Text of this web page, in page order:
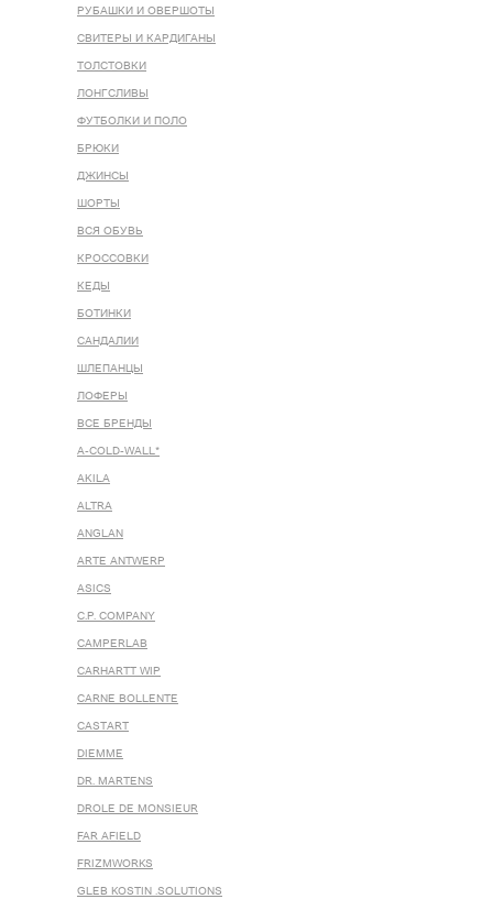
РУБАШКИ И ОВЕРШОТЫ
СВИТЕРЫ И КАРДИГАНЫ
ТОЛСТОВКИ
ЛОНГСЛИВЫ
ФУТБОЛКИ И ПОЛО
БРЮКИ
ДЖИНСЫ
ШОРТЫ
ВСЯ ОБУВЬ
КРОССОВКИ
КЕДЫ
БОТИНКИ
САНДАЛИИ
ШЛЕПАНЦЫ
ЛОФЕРЫ
ВСЕ БРЕНДЫ
A-COLD-WALL*
AKILA
ALTRA
ANGLAN
ARTE ANTWERP
ASICS
C.P. COMPANY
CAMPERLAB
CARHARTT WIP
CARNE BOLLENTE
CASTART
DIEMME
DR. MARTENS
DROLE DE MONSIEUR
FAR AFIELD
FRIZMWORKS
GLEB KOSTIN .SOLUTIONS